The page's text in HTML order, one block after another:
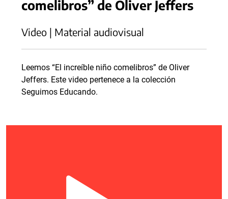
comelibros” de Oliver Jeffers
Video | Material audiovisual
Leemos “El increíble niño comelibros” de Oliver
Jeffers. Este video pertenece a la colección
Seguimos Educando.